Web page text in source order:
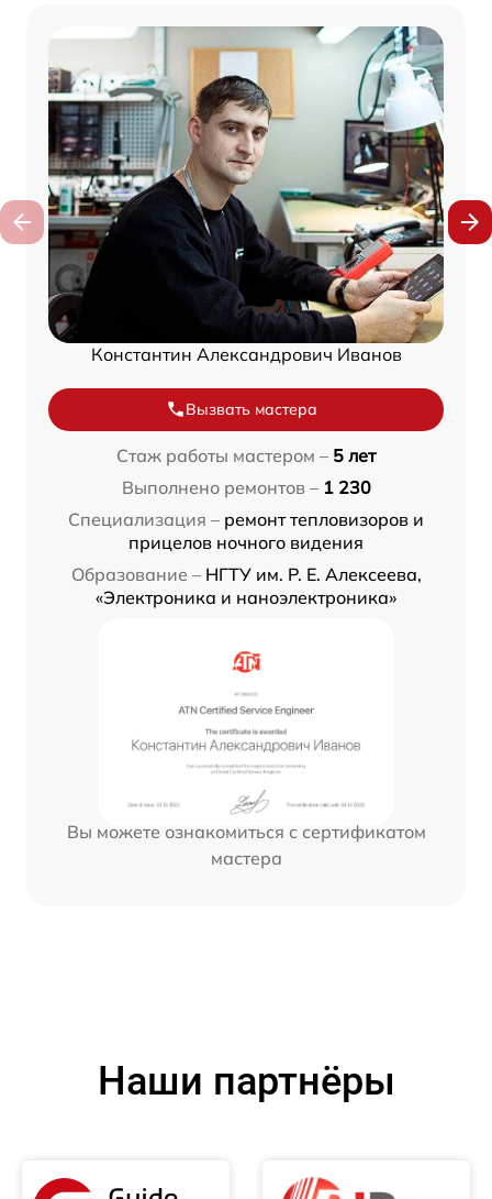
Константин Александрович Иванов
Вызвать мастера
Стаж работы мастером – 5 лет
Выполнено ремонтов – 1 230
Специализация – ремонт тепловизоров и
прицелов ночного видения
Образование – НГТУ им. Р. Е. Алексеева,
«Электроника и наноэлектроника»
Вы можете ознакомиться с сертификатом
мастера
Наши партнёры